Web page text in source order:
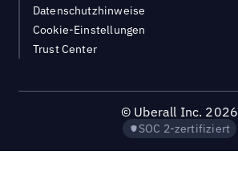
Datenschutzhinweise
Cookie-Einstellungen
Trust Center
© Uberall Inc. 2026
SOC 2-zertifiziert